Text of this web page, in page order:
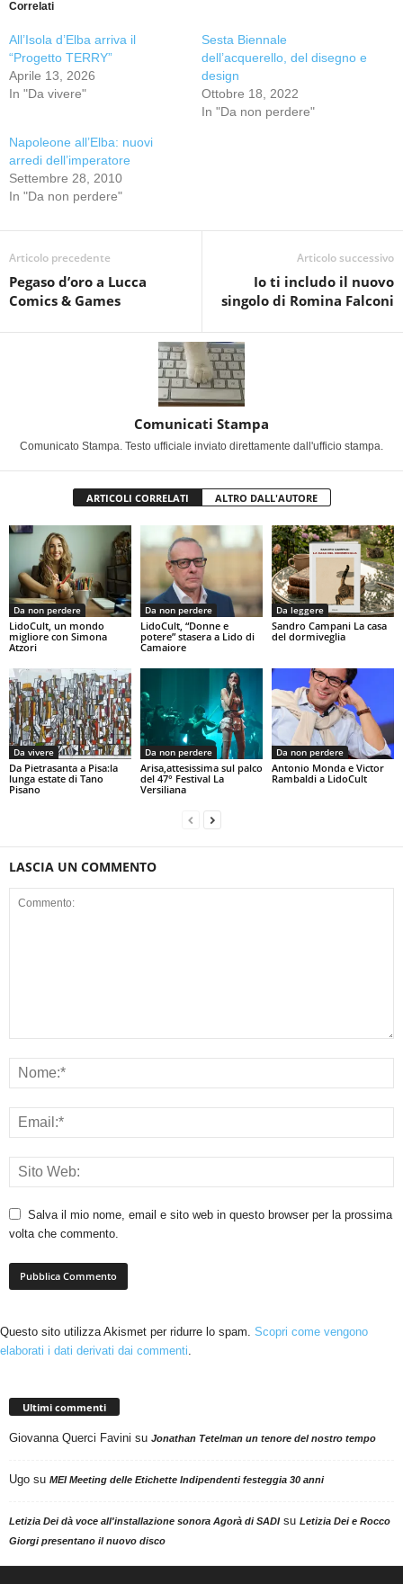
Correlati
All’Isola d’Elba arriva il
“Progetto TERRY”
Aprile 13, 2026
In "Da vivere"
Sesta Biennale
dell’acquerello, del disegno e
design
Ottobre 18, 2022
In "Da non perdere"
Napoleone all’Elba: nuovi
arredi dell’imperatore
Settembre 28, 2010
In "Da non perdere"
Articolo precedente
Pegaso d’oro a Lucca
Comics & Games
Articolo successivo
Io ti includo il nuovo
singolo di Romina Falconi
Comunicati Stampa
Comunicato Stampa. Testo ufficiale inviato direttamente dall'ufficio stampa.
ARTICOLI CORRELATI ALTRO DALL'AUTORE
Da non perdere
LidoCult, un mondo
migliore con Simona
Atzori
Da non perdere
LidoCult, “Donne e
potere” stasera a Lido di
Camaiore
Da leggere
Sandro Campani La casa
del dormiveglia
Da vivere
Da Pietrasanta a Pisa:la
lunga estate di Tano
Pisano
Da non perdere
Arisa,attesissima sul palco
del 47° Festival La
Versiliana
Da non perdere
Antonio Monda e Victor
Rambaldi a LidoCult
LASCIA UN COMMENTO
Salva il mio nome, email e sito web in questo browser per la prossima
volta che commento.
Questo sito utilizza Akismet per ridurre lo spam. Scopri come vengono
elaborati i dati derivati dai commenti.
Ultimi commenti
Giovanna Querci Favini su Jonathan Tetelman un tenore del nostro tempo
Ugo su MEI Meeting delle Etichette Indipendenti festeggia 30 anni
Letizia Dei dà voce all'installazione sonora Agorà di SADIsu Letizia Dei e Rocco
Giorgi presentano il nuovo disco